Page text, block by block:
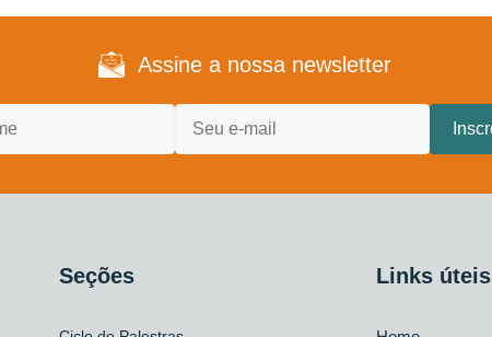
Assine a nossa newsletter
Seções Links úteis